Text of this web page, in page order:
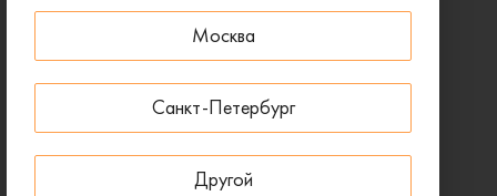
Москва
Санкт-Петербург
Другой
Оправа BLANCIA BC 367 C1
- 30 % ДО 15 АВГУСТА